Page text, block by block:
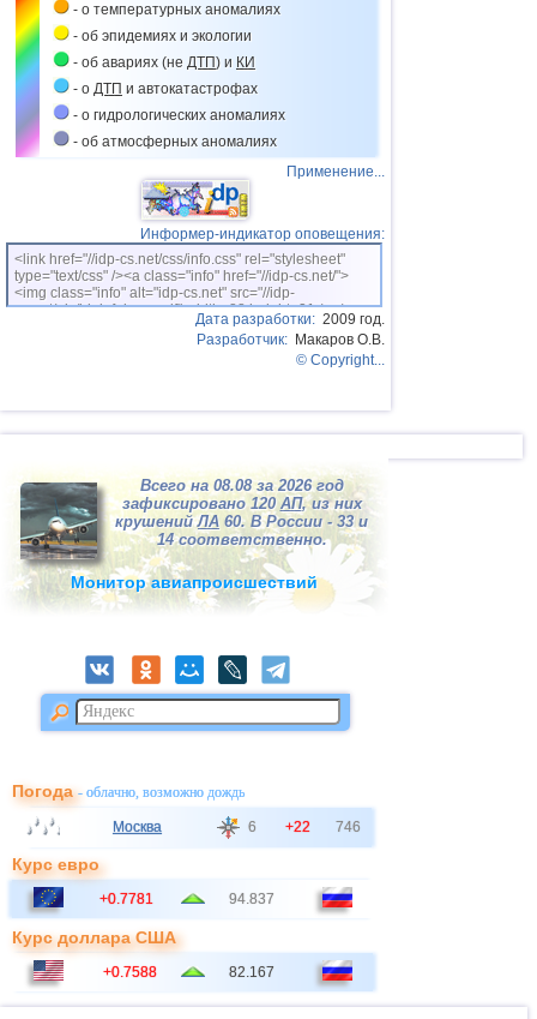
41 Гваделупа
- о температурных аномалиях
- об эпидемиях и экологии
- об авариях (не ДТП) и КИ
- о ДТП и автокатастрофах
- о гидрологических аномалиях
- об атмосферных аномалиях
Применение...
Информер-индикатор оповещения:
<link href="//idp-cs.net/css/info.css" rel="stylesheet"
type="text/css" /><a class="info" href="//idp-cs.net/">
<img class="info" alt="idp-cs.net" src="//idp-
cs.net/pix/idpinfok_sm.gif" width=88 height=31 /></a>
Дата разработки: 2009 год.
Разработчик: Макаров О.В.
© Copyright...
Всего на 08.08 за 2026 год
зафиксировано 120 АП, из них
крушенийЛА 60. В России - 33 и
14 соответственно.
Монитор авиапроисшествий
Погода- облачно, возможно дождь
Москва 6 +22 746
Курс евро
+0.7781 94.837
Курс доллара США
+0.7588 82.167